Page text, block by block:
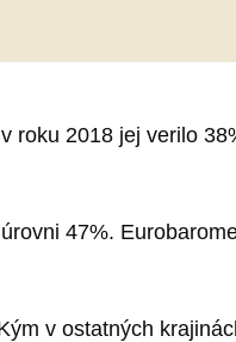
2018 jej verilo
47%.
v ostatných